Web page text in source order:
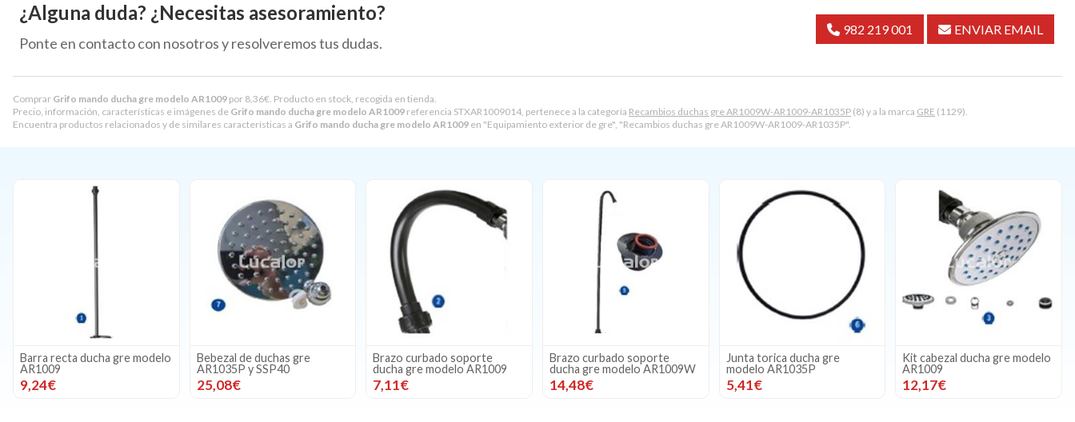
Comprar Grifo mando ducha gre modelo AR1009 por 8,36€. Producto en stock, recogida en tienda.
Precio, información, características e imágenes de Grifo mando ducha gre modelo AR1009 referencia STXAR1009014, pertenece a la categoría Recambios duchas gre AR1009W-AR1009-AR1035P (8) y a la marca GRE (1129).
Encuentra productos relacionados y de similares características a Grifo mando ducha gre modelo AR1009 en "Equipamiento exterior de gre", "Recambios duchas gre AR1009W-AR1009-AR1035P".
¿Alguna duda? ¿Necesitas asesoramiento?
Ponte en contacto con nosotros y resolveremos tus dudas.
982 219 001 ENVIAR EMAIL
Barra recta ducha gre modelo
AR1009
9,24€
Bebezal de duchas gre
AR1035P y SSP40
25,08€
Brazo curbado soporte
ducha gre modelo AR1009
7,11€
Brazo curbado soporte
ducha gre modelo AR1009W
14,48€
Junta torica ducha gre
modelo AR1035P
5,41€
Kit cabezal ducha gre modelo
AR1009
12,17€